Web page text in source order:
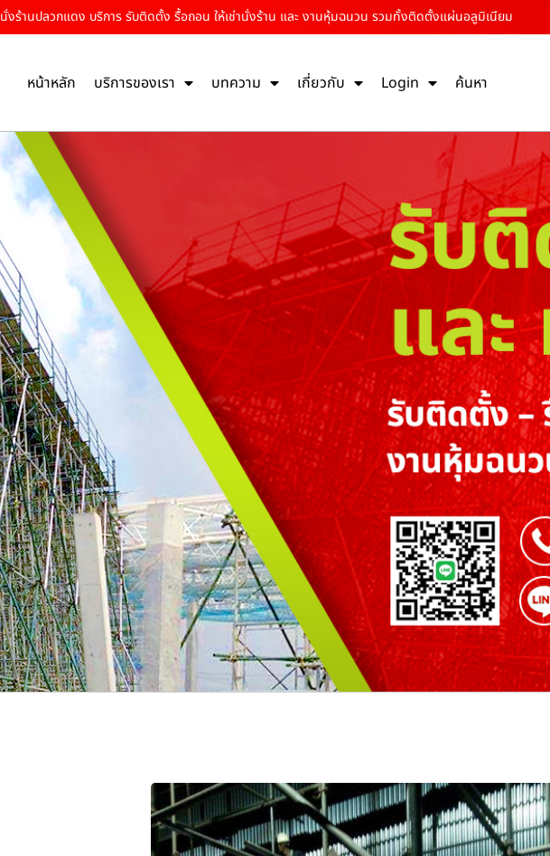
นั่งร้านปลวกแดง บริการ รับติดตั้ง รื้อถอน ให้เช่านั่งร้าน และ งานหุ้มฉนวน รวมทั้งติดตั้งแผ่นอลูมิเนียม
หน้าหลัก บริการของเรา บทความ เกี่ยวกับ Login ค้นหา